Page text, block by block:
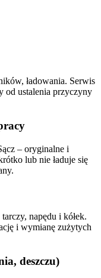
ładowania. Serwis
od ustalenia przyczyny
– oryginalne i
lub nie ładuje się
napędu i kółek.
i wymianę zużytych
deszczu)